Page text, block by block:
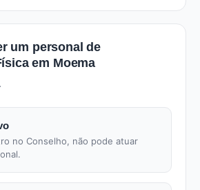
um personal de
em Moema
no Conselho, não pode atuar